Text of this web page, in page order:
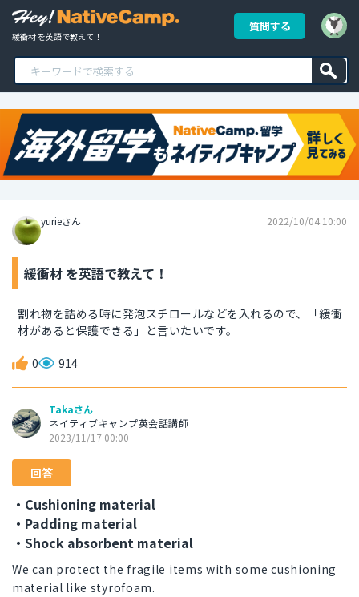
緩衝材 を英語で教えて！
質問する
yurieさん 2022/10/04 10:00
緩衝材 を英語で教えて！
割れ物を詰める時に発泡スチロールなどを入れるので、「緩衝
材があると保護できる」と言いたいです。
0 914
Takaさん
ネイティブキャンプ英会話講師
2023/11/17 00:00
回答
・Cushioning material
・Padding material
・Shock absorbent material
We can protect the fragile items with some cushioning
material like styrofoam.